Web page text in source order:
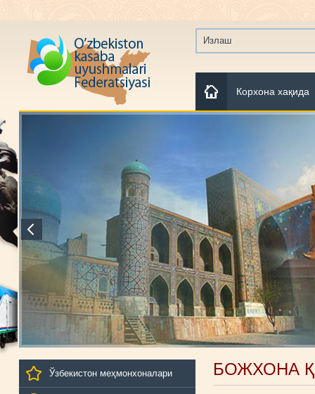
Корхона хақида
Ўзбекистон меҳмонхоналари БОЖХОНА